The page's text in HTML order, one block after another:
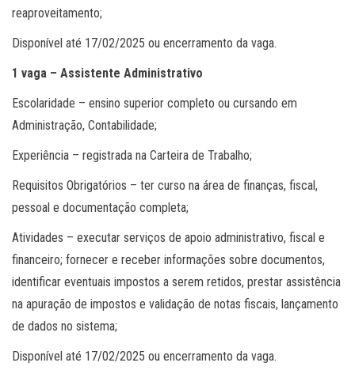
reaproveitamento;
Disponível até 17/02/2025 ou encerramento da vaga.
1 vaga – Assistente Administrativo
Escolaridade – ensino superior completo ou cursando em
Administração, Contabilidade;
Experiência – registrada na Carteira de Trabalho;
Requisitos Obrigatórios – ter curso na área de finanças, fiscal,
pessoal e documentação completa;
Atividades – executar serviços de apoio administrativo, fiscal e
financeiro; fornecer e receber informações sobre documentos,
identificar eventuais impostos a serem retidos, prestar assistência
na apuração de impostos e validação de notas fiscais, lançamento
de dados no sistema;
Disponível até 17/02/2025 ou encerramento da vaga.